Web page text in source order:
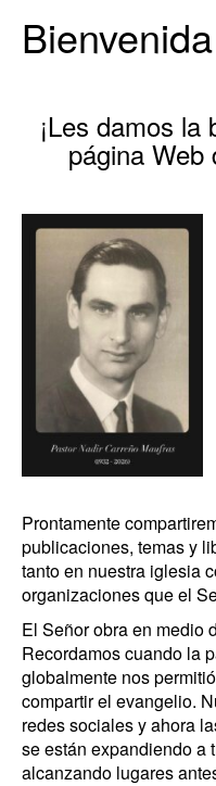
Bienvenida
¡Les damos
página Web
Prontamente
publicaciones, temas y
tanto en nuestra iglesia
organizaciones que el
El Señor obra en medio
Recordamos cuando la
globalmente nos
compartir el evangelio.
redes sociales y ahora
se están expandiendo a
alcanzando lugares